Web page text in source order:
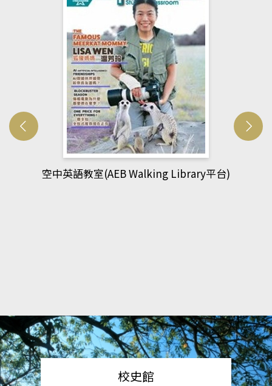
網管人(kono平台)
校史館